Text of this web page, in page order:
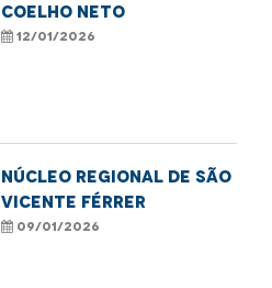
COELHO NETO
12/01/2026
NÚCLEO REGIONAL DE SÃO
VICENTE FÉRRER
09/01/2026